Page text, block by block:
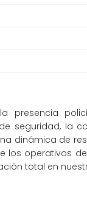
presencia
seguridad, la
dinámica de
operativos
total en